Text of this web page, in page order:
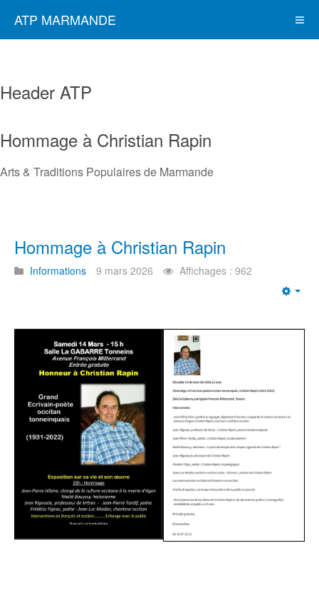
ATP MARMANDE
Header ATP
Hommage à Christian Rapin
Arts & Traditions Populaires de Marmande
Hommage à Christian Rapin
Informations 9 mars 2026 Affichages : 962